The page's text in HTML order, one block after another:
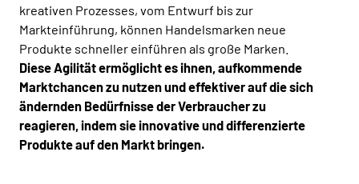
kreativen Prozesses, vom Entwurf bis zur
Markteinführung, können Handelsmarken neue
Produkte schneller einführen als große Marken.
Diese Agilität ermöglicht es ihnen, aufkommende
Marktchancen zu nutzen und effektiver auf die sich
ändernden Bedürfnisse der Verbraucher zu
reagieren, indem sie innovative und differenzierte
Produkte auf den Markt bringen.